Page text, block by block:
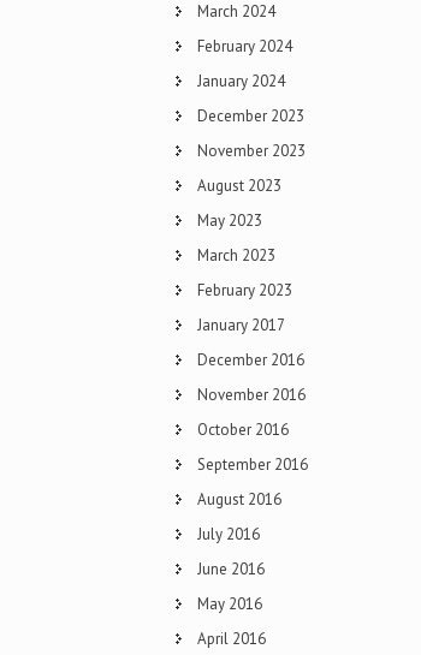
March 2024
February 2024
January 2024
December 2023
November 2023
August 2023
May 2023
March 2023
February 2023
January 2017
December 2016
November 2016
October 2016
September 2016
August 2016
July 2016
June 2016
May 2016
April 2016